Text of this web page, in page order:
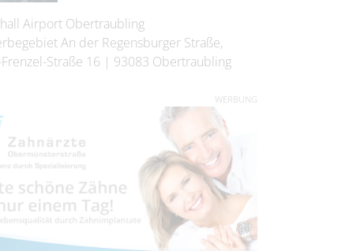
Airport Obertraubling
An der Regensburger Straße,
Straße 16 | 93083 Obertraubling
WERBUNG